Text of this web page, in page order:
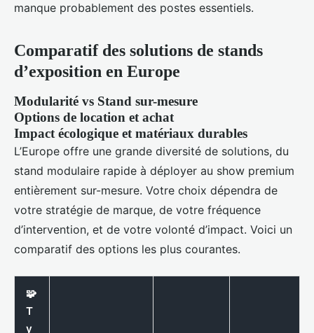
manque probablement des postes essentiels.
Comparatif des solutions de stands
d’exposition en Europe
Modularité vs Stand sur-mesure
Options de location et achat
Impact écologique et matériaux durables
L’Europe offre une grande diversité de solutions, du
stand modulaire rapide à déployer au show premium
entièrement sur-mesure. Votre choix dépendra de
votre stratégie de marque, de votre fréquence
d’intervention, et de votre volonté d’impact. Voici un
comparatif des options les plus courantes.
🧩
T
y